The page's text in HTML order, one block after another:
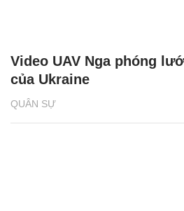
QUÂN SỰ
Video UAV Nga phóng
của Ukraine